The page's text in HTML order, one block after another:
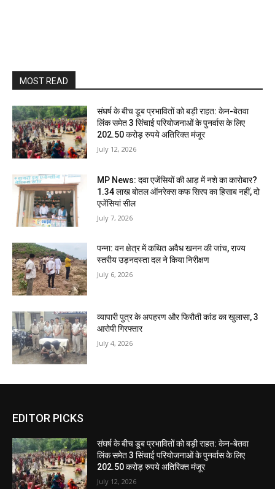
MOST READ
संघर्ष के बीच डूब प्रभावितों को बड़ी राहत: केन-बेतवा
लिंक समेत 3 सिंचाई परियोजनाओं के पुनर्वास के लिए
202.50 करोड़ रुपये अतिरिक्त मंजूर
July 12, 2026
MP News: दवा एजेंसियों की आड़ में नशे का कारोबार?
1.34 लाख बोतल ऑनरेक्स कफ सिरप का हिसाब नहीं, दो
एजेंसियां सील
July 7, 2026
पन्ना: वन क्षेत्र में कथित अवैध खनन की जांच, राज्य
स्तरीय उड़नदस्ता दल ने किया निरीक्षण
July 6, 2026
व्यापारी पुत्र के अपहरण और फिरौती कांड का खुलासा, 3
आरोपी गिरफ्तार
July 4, 2026
EDITOR PICKS
संघर्ष के बीच डूब प्रभावितों को बड़ी राहत: केन-बेतवा
लिंक समेत 3 सिंचाई परियोजनाओं के पुनर्वास के लिए
202.50 करोड़ रुपये अतिरिक्त मंजूर
July 12, 2026